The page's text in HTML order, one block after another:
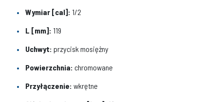
Wymiar [cal]: 1/2
L [mm]: 119
Uchwyt: przycisk mosiężny
Powierzchnia: chromowane
Przyłączenie: wkrętne